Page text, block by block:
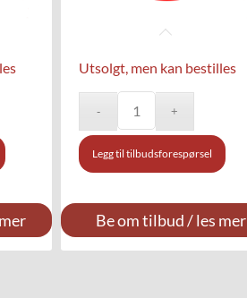
Utsolgt, men kan bestilles
Legg til tilbudsforespørsel
Be om tilbud / les mer